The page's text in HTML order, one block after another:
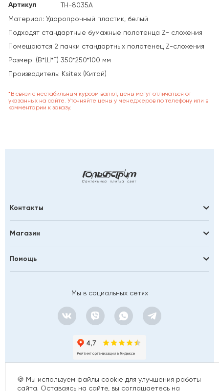
Артикул
TH-8035A
Материал: Ударопрочный пластик, белый
Подходят стандартные бумажные полотенца Z- сложения
Помещаются 2 пачки стандартных полотенец Z-сложения
Размер: (В*Ш*Г) 350*250*100 мм
Производитель: Ksitex (Китай)
*В связи с нестабильным курсом валют, цены могут отличаться от
указанных на сайте. Уточняйте цены у менеджеров по телефону или в
комментарии к заказу.
Контакты
Магазин
Помощь
Мы в социальных сетях
🍪 Мы используем файлы cookie для улучшения работы
сайта. Оставаясь на сайте, вы соглашаетесь на